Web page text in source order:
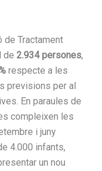
de Tractament
de 2.934 persones,
respecte a les
previsions per al
En paraules de
compleixen les
i juny
4.000 infants,
un nou